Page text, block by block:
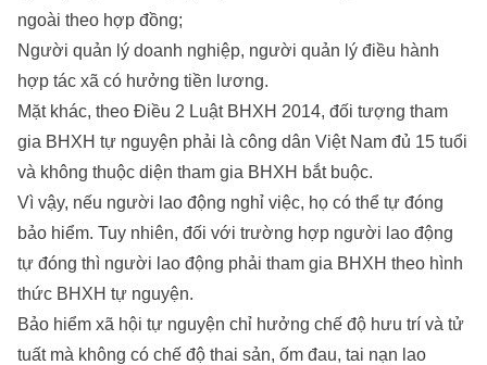
ngoài theo hợp đồng;
Người quản lý doanh nghiệp, người quản lý điều hành
hợp tác xã có hưởng tiền lương.
Mặt khác, theo Điều 2 Luật BHXH 2014, đối tượng tham
gia BHXH tự nguyện phải là công dân Việt Nam đủ 15 tuổi
và không thuộc diện tham gia BHXH bắt buộc.
Vì vậy, nếu người lao động nghỉ việc, họ có thể tự đóng
bảo hiểm. Tuy nhiên, đối với trường hợp người lao động
tự đóng thì người lao động phải tham gia BHXH theo hình
thức BHXH tự nguyện.
Bảo hiểm xã hội tự nguyện chỉ hưởng chế độ hưu trí và tử
tuất mà không có chế độ thai sản, ốm đau, tai nạn lao